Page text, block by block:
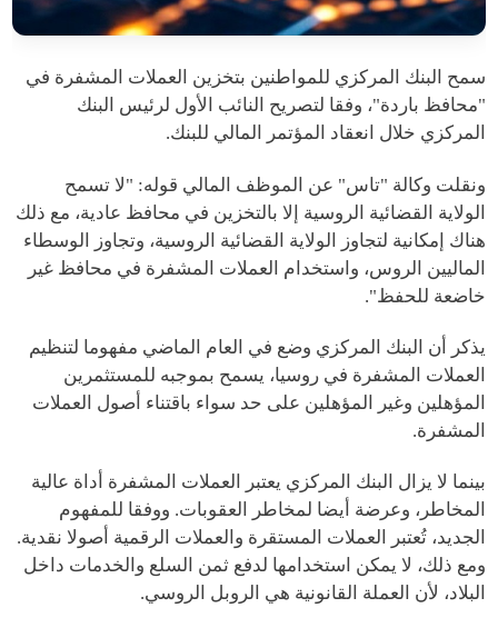
سمح البنك المركزي للمواطنين بتخزين العملات المشفرة في
"محافظ باردة"، وفقا لتصريح النائب الأول لرئيس البنك
المركزي خلال انعقاد المؤتمر المالي للبنك.
ونقلت وكالة "تاس" عن الموظف المالي قوله: "لا تسمح
الولاية القضائية الروسية إلا بالتخزين في محافظ عادية، مع ذلك
هناك إمكانية لتجاوز الولاية القضائية الروسية، وتجاوز الوسطاء
الماليين الروس، واستخدام العملات المشفرة في محافظ غير
خاضعة للحفظ".
يذكر أن البنك المركزي وضع في العام الماضي مفهوما لتنظيم
العملات المشفرة في روسيا، يسمح بموجبه للمستثمرين
المؤهلين وغير المؤهلين على حد سواء باقتناء أصول العملات
المشفرة.
بينما لا يزال البنك المركزي يعتبر العملات المشفرة أداة عالية
المخاطر، وعرضة أيضا لمخاطر العقوبات. ووفقا للمفهوم
الجديد، تُعتبر العملات المستقرة والعملات الرقمية أصولا نقدية.
ومع ذلك، لا يمكن استخدامها لدفع ثمن السلع والخدمات داخل
البلاد، لأن العملة القانونية هي الروبل الروسي.